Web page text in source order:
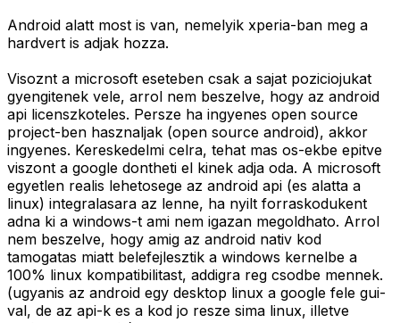
Android alatt most is van, nemelyik xperia-ban meg a
hardvert is adjak hozza.
Visoznt a microsoft eseteben csak a sajat poziciojukat
gyengitenek vele, arrol nem beszelve, hogy az android
api licenszkoteles. Persze ha ingyenes open source
project-ben hasznaljak (open source android), akkor
ingyenes. Kereskedelmi celra, tehat mas os-ekbe epitve
viszont a google dontheti el kinek adja oda. A microsoft
egyetlen realis lehetosege az android api (es alatta a
linux) integralasara az lenne, ha nyilt forraskodukent
adna ki a windows-t ami nem igazan megoldhato. Arrol
nem beszelve, hogy amig az android nativ kod
tamogatas miatt belefejlesztik a windows kernelbe a
100% linux kompatibilitast, addigra reg csodbe mennek.
(ugyanis az android egy desktop linux a google fele gui-
val, de az api-k es a kod jo resze sima linux, illetve